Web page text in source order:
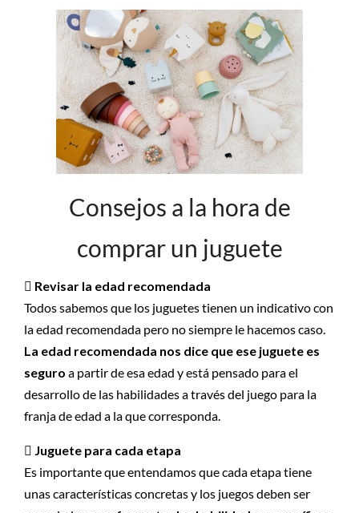
Consejos a la hora de
comprar un juguete
 Revisar la edad recomendada
Todos sabemos que los juguetes tienen un indicativo con
la edad recomendada pero no siempre le hacemos caso.
La edad recomendada nos dice que ese juguete es
seguro a partir de esa edad y está pensado para el
desarrollo de las habilidades a través del juego para la
franja de edad a la que corresponda.
 Juguete para cada etapa
Es importante que entendamos que cada etapa tiene
unas características concretas y los juegos deben ser